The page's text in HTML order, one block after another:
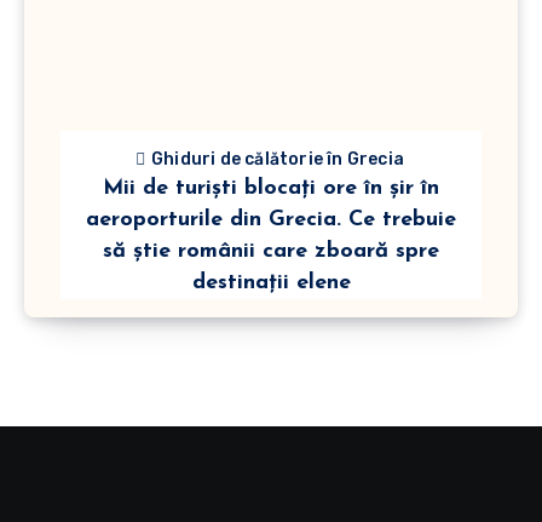
Ghiduri de călătorie în Grecia
Mii de turiști blocați ore în șir în
aeroporturile din Grecia. Ce trebuie
să știe românii care zboară spre
destinații elene